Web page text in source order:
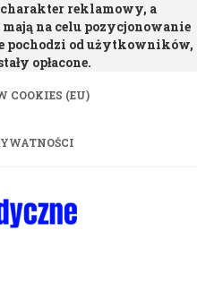
charakter reklamowy, a
na celu pozycjonowanie
pochodzi od użytkowników,
opłacone.
COOKIES (EU)